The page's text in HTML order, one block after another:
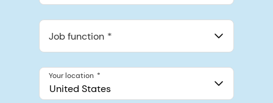
548 Market St Pmb 90375, San Francisco, California, US
Job function
United States
Your location